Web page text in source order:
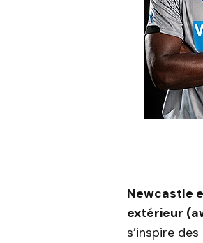
Newcastle
extérieur
s’inspire